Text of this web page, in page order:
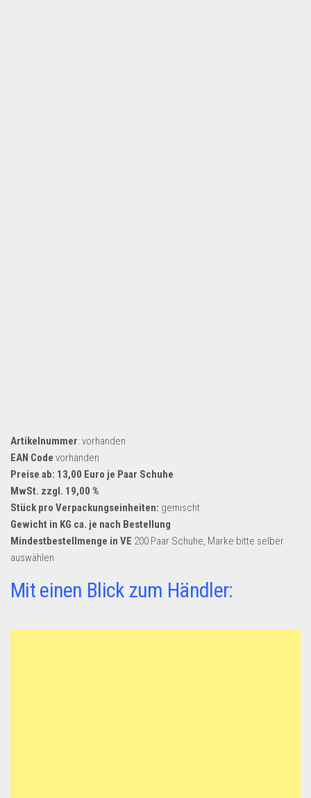
Artikelnummer: vorhanden
EAN Code vorhanden
Preise ab: 13,00 Euro je Paar Schuhe
MwSt. zzgl. 19,00 %
Stück pro Verpackungseinheiten: gemischt
Gewicht in KG ca. je nach Bestellung
Mindestbestellmenge in VE 200 Paar Schuhe, Marke bitte selber
auswählen
Mit einen Blick zum Händler: